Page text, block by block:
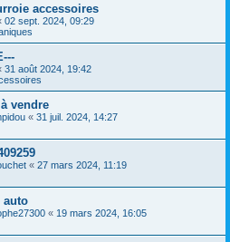
accessoires
02 sept. 2024, 09:29
31 août 2024, 19:42
vendre
« 31 juil. 2024, 14:27
« 27 mars 2024, 11:19
auto
« 19 mars 2024, 16:05